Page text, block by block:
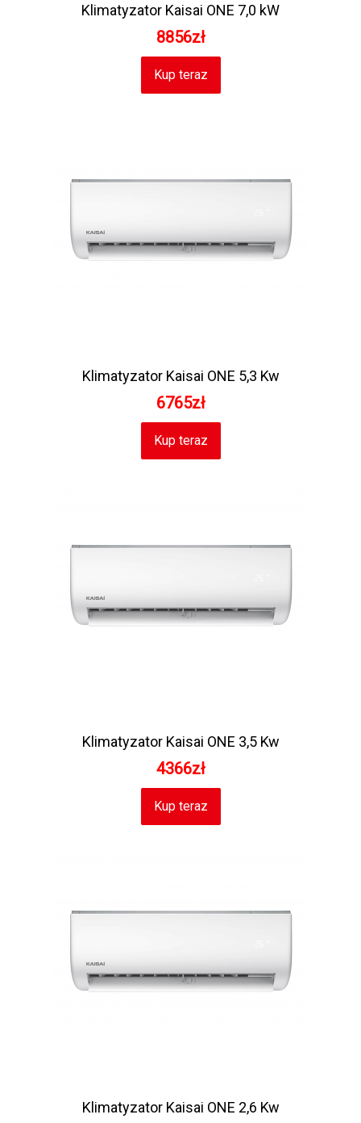
Klimatyzator Kaisai ONE 7,0 kW
8856zł
Kup teraz
Klimatyzator Kaisai ONE 5,3 Kw
6765zł
Kup teraz
Klimatyzator Kaisai ONE 3,5 Kw
4366zł
Kup teraz
Klimatyzator Kaisai ONE 2,6 Kw